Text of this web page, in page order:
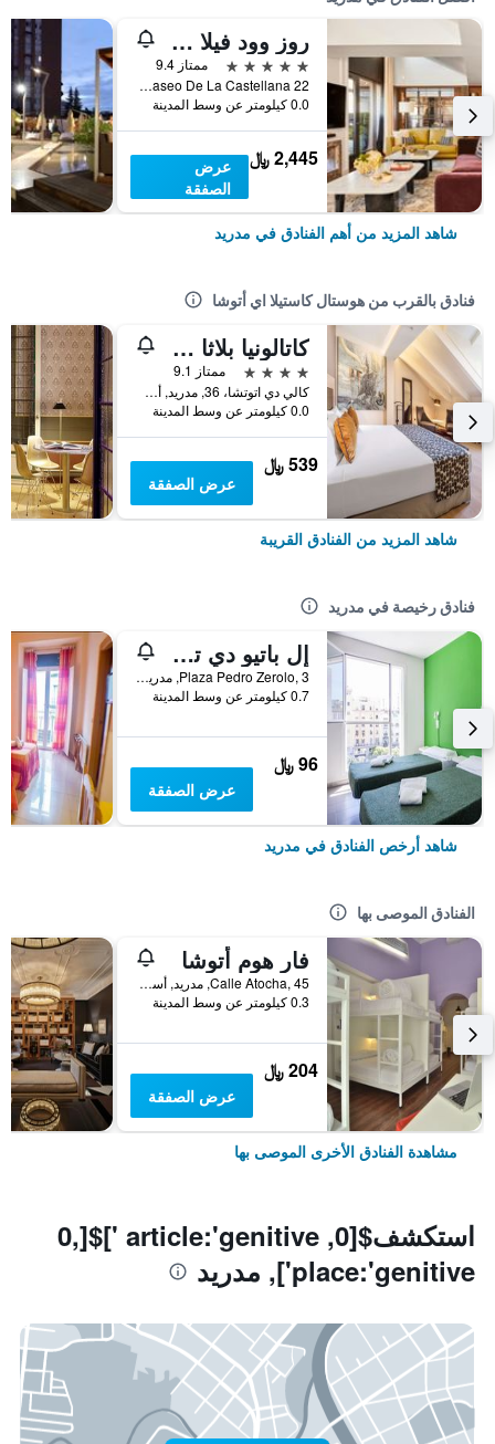
روز وود فيلا ماجنا
5 نجوم
ممتاز 9.4
Paseo De La Castellana 22, مدريد, أسبانيا
0.0 كيلومتر عن وسط المدينة
2,445 ﷼
عرض
الصفقة
شاهد المزيد من أهم الفنادق في مدريد
فنادق بالقرب من هوستال كاستيلا اي أتوشا
كاتالونيا بلاثا مايور
4 نجوم
ممتاز 9.1
كالي دي اتوتشا، 36, مدريد, أسبانيا
0.0 كيلومتر عن وسط المدينة
539 ﷼
عرض الصفقة
شاهد المزيد من الفنادق القريبة
فنادق رخيصة في مدريد
إل باتيو دي تشويكا - هوستل
Plaza Pedro Zerolo, 3, مدريد, أسبانيا
0.7 كيلومتر عن وسط المدينة
96 ﷼
عرض الصفقة
شاهد أرخص الفنادق في مدريد
الفنادق الموصى بها
فار هوم أتوشا
Calle Atocha, 45, مدريد, أسبانيا
0.3 كيلومتر عن وسط المدينة
204 ﷼
عرض الصفقة
مشاهدة الفنادق الأخرى الموصى بها
استكشف$[0, article:'genitive ']$[0,
place:'genitive'], مدريد